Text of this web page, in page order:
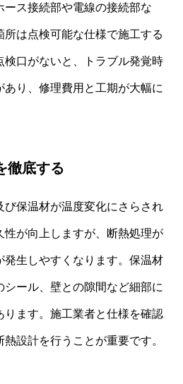
ス接続部や電線の接続部な
所は点検可能な仕様で施工する
検口がないと、トラブル発覚時
り、修理費用と工期が大幅に
徹底する
び保温材が温度変化にさらされ
性が向上しますが、断熱処理が
発生しやすくなります。保温材
ール、壁との隙間など細部に
ります。施工業者と仕様を確認
設計を行うことが重要です。